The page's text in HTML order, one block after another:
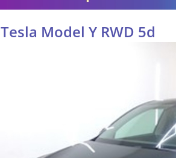
Tesla Model Y RWD 5d